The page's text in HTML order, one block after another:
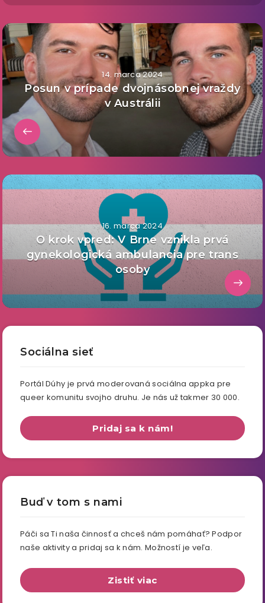
14. marca 2024
Posun v prípade dvojnásobnej vraždy
v Austrálii
16. marca 2024
O krok vpred: V Brne vznikla prvá
gynekologická ambulancia pre trans
osoby
Sociálna sieť
Portál Dúhy je prvá moderovaná sociálna appka pre
queer komunitu svojho druhu. Je nás už takmer 30 000.
Pridaj sa k nám!
Buď v tom s nami
Páči sa Ti naša činnosť a chceš nám pomáhať? Podpor
naše aktivity a pridaj sa k nám. Možností je veľa.
Zistiť viac